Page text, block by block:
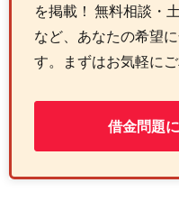
を掲載！ 無料相談・
など、あなたの希望
す。まずはお気軽にご
借金問題